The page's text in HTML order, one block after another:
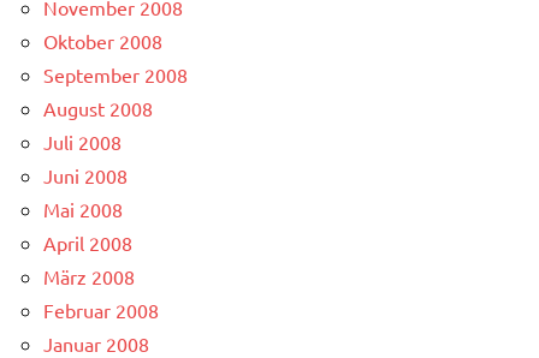
November 2008
Oktober 2008
September 2008
August 2008
Juli 2008
Juni 2008
Mai 2008
April 2008
März 2008
Februar 2008
Januar 2008